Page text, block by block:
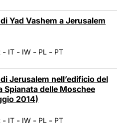
Yad Vashem a Jerusalem
- IT - IW - PL - PT
Jerusalem nell’edificio del
Spianata delle Moschee
2014)
- IT - IW - PL - PT